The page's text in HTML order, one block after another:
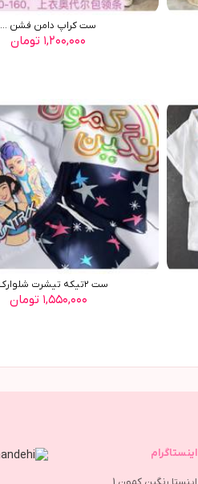
ست کراپ دامن فشن ...
۱,۲۰۰,۰۰۰ تومان
ست ٢تیکه تیشرت شلوارک ...
۱,۵۵۰,۰۰۰ تومان
اینستاگرام